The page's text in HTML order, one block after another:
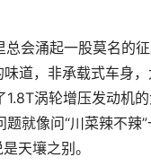
会涌起一股莫名的
道，非承载式车身，
涡轮增压发动机
就像问“川菜辣不辣”
天壤之别。